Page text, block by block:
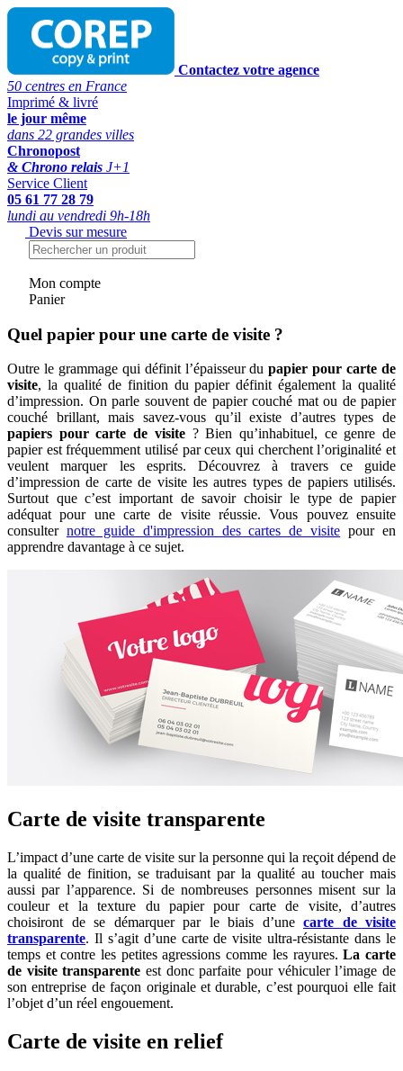
Contactez votre agence
50 centres en France
Imprimé & livré
le jour même
dans 22 grandes villes
Chronopost
& Chrono relais J+1
Service Client
05 61 77 28 79
lundi au vendredi 9h-18h
Devis sur mesure
Mon compte
Panier
Quel papier pour une carte de visite ?
Outre le grammage qui définit l’épaisseur dupapier pour carte de
visite, la qualité de finition du papier définit également la qualité
d’impression. On parle souvent de papier couché mat ou de papier
couché brillant, mais savez-vous qu’il existe d’autres types de
papiers pour carte de visite? Bien qu’inhabituel, ce genre de
papier est fréquemment utilisé par ceux qui cherchent l’originalité et
veulent marquer les esprits. Découvrez à travers ce guide
d’impression de carte de visite les autres types de papiers utilisés.
Surtout que c’est important de savoir choisir le type de papier
adéquat pour une carte de visite réussie. Vous pouvez ensuite
consulter notre guide d'impression des cartes de visite pour en
apprendre davantage à ce sujet.
Carte de visite transparente
L’impact d’une carte de visite sur la personne qui la reçoit dépend de
la qualité de finition, se traduisant par la qualité au toucher mais
aussi par l’apparence. Si de nombreuses personnes misent sur la
couleur et la texture du papier pour carte de visite, d’autres
choisiront de se démarquer par le biais d’une carte de visite
transparente. Il s’agit d’une carte de visite ultra-résistante dans le
temps et contre les petites agressions comme les rayures.La carte
de visite transparente est donc parfaite pour véhiculer l’image de
son entreprise de façon originale et durable, c’est pourquoi elle fait
l’objet d’un réel engouement.
Carte de visite en relief